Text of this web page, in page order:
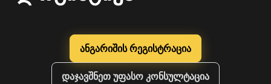
ანგარიშის რეგისტრაცია
დაჯავშნეთ უფასო კონსულტაცია